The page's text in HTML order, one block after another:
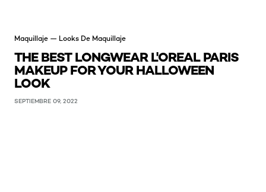
Maquillaje — Looks De Maquillaje
THE BEST LONGWEAR L'OREAL PARIS
MAKEUP FOR YOUR HALLOWEEN
LOOK
SEPTIEMBRE 09, 2022